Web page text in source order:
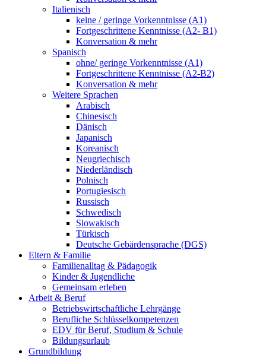
Italienisch
keine / geringe Vorkenntnisse (A1)
Fortgeschrittene Kenntnisse (A2- B1)
Konversation & mehr
Spanisch
ohne/ geringe Vorkenntnisse (A1)
Fortgeschrittene Kenntnisse (A2-B2)
Konversation & mehr
Weitere Sprachen
Arabisch
Chinesisch
Dänisch
Japanisch
Koreanisch
Neugriechisch
Niederländisch
Polnisch
Portugiesisch
Russisch
Schwedisch
Slowakisch
Türkisch
Deutsche Gebärdensprache (DGS)
Eltern & Familie
Familienalltag & Pädagogik
Kinder & Jugendliche
Gemeinsam erleben
Arbeit & Beruf
Betriebswirtschaftliche Lehrgänge
Berufliche Schlüsselkompetenzen
EDV für Beruf, Studium & Schule
Bildungsurlaub
Grundbildung